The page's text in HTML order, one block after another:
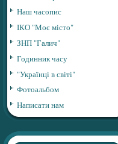
Наш часопис
ІКО "Моє місто"
ЗНП "Галич"
Годинник часу
"Українці в світі"
Фотоальбом
Написати нам